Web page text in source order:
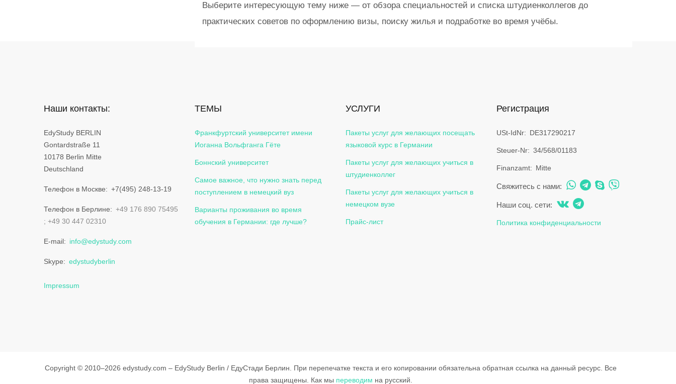
Выберите интересующую тему ниже — от обзора специальностей и списка штудиенколлегов до
практических советов по оформлению визы, поиску жилья и подработке во время учёбы.
Наши контакты:
EdyStudy BERLIN
Gontardstraße 11
10178 Berlin Mitte
Deutschland
Телефон в Москве +7(495) 248-13-19
Телефон в Берлине
+49 176 890 75495
+49 30 447 02310
E-mail info@edystudy.com
Skype edystudyberlin
Impressum
ТЕМЫ
Франкфуртский университет имени
Иоганна Вольфганга Гёте
Боннский университет
Самое важное, что нужно знать перед
поступлением в немецкий вуз
Варианты проживания во время
обучения в Германии: где лучше?
УСЛУГИ
Пакеты услуг для желающих посещать
языковой курс в Германии
Пакеты услуг для желающих учиться в
штудиенколлег
Пакеты услуг для желающих учиться в
немецком вузе
Прайс-лист
Регистрация
USt-IdNr DE317290217
Steuer-Nr 34/568/01183
Finanzamt Mitte
Свяжитесь с нами:
Наши соц. сети:
Политика конфиденциальности
Copyright © 2010–2026 edystudy.com – EdyStudy Berlin / ЕдуСтади Берлин. При перепечатке текста и его копировании обязательна обратная ссылка на данный ресурс. Все
права защищены.
Как мы переводим на русский.